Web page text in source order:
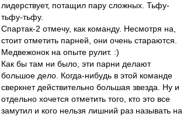
лидерствует, потащил пару сложных. Тьфу-
тьфу-тьфу.
Спартак-2 отмечу, как команду. Несмотря на,
стоит отметить парней, они очень стараются.
Медвежонок на опыте рулит. :)
Как бы там ни было, эти парни делают
большое дело. Когда-нибудь в этой команде
сверкнет действительно большая звезда. Ну и
отдельно хочется отметить того, кто это все
замутил и кого нельзя лишний раз называть на